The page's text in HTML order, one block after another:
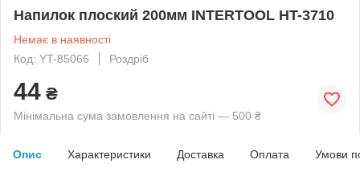
Напилок плоский 200мм INTERTOOL HT-3710
Немає в наявності
Код: YT-85066
Роздріб
44 ₴
Мінімальна сума замовлення на сайті — 500 ₴
Опис Характеристики Доставка Оплата Умови